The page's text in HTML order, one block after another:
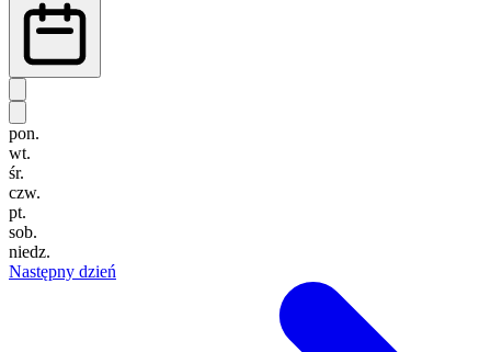
pon.
wt.
śr.
czw.
pt.
sob.
niedz.
Następny dzień